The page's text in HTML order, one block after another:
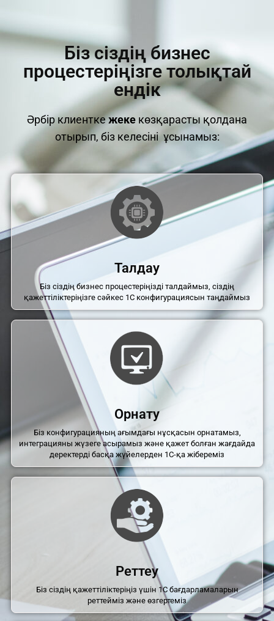
Біз сіздің бизнес
процестеріңізге толықтай
ендік
Әрбір клиенткежеке көзқарасты қолдана
отырып, біз келесіні ұсынамыз:
Талдау
Біз сіздің бизнес процестеріңізді талдаймыз, сіздің
қажеттіліктеріңізге сәйкес 1С конфигурациясын таңдаймыз
Орнату
Біз конфигурацияның ағымдағы нұсқасын орнатамыз,
интеграцияны жүзеге асырамыз және қажет болған жағдайда
деректерді басқа жүйелерден 1С-қа жібереміз
Реттеу
Біз сіздің қажеттіліктеріңіз үшін 1С бағдарламаларын
реттейміз және өзгертеміз